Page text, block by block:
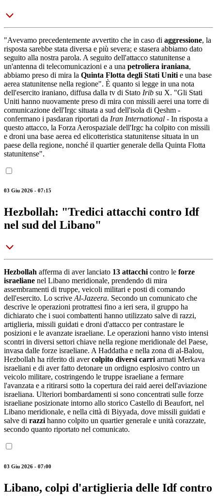
"Avevamo precedentemente avvertito che in caso di aggressione, la
risposta sarebbe stata diversa e più severa; e stasera abbiamo dato
seguito alla nostra parola. A seguito dell'attacco statunitense a
un'antenna di telecomunicazioni e a una petroliera iraniana,
abbiamo preso di mira la Quinta Flotta degli Stati Uniti e una base
aerea statunitense nella regione". È quanto si legge in una nota
dell'esercito iraniano, diffusa dalla tv di Stato Irib su X. "Gli Stati
Uniti hanno nuovamente preso di mira con missili aerei una torre di
comunicazione dell'Irgc situata a sud dell'isola di Qeshm -
confermano i pasdaran riportati da Iran International - In risposta a
questo attacco, la Forza Aerospaziale dell'Irgc ha colpito con missili
e droni una base aerea ed elicotteristica statunitense situata in un
paese della regione, nonché il quartier generale della Quinta Flotta
statunitense".
03 Giu 2026 - 07:15
Hezbollah: "Tredici attacchi contro Idf
nel sud del Libano"
Hezbollah afferma di aver lanciato 13 attacchi contro le forze
israeliane nel Libano meridionale, prendendo di mira
assembramenti di truppe, veicoli militari e posti di comando
dell'esercito. Lo scrive Al-Jazeera. Secondo un comunicato che
descrive le operazioni protrattesi fino a ieri sera, il gruppo ha
dichiarato che i suoi combattenti hanno utilizzato salve di razzi,
artiglieria, missili guidati e droni d'attacco per contrastare le
posizioni e le avanzate israeliane. Le operazioni hanno visto intensi
scontri in diversi settori chiave nella regione meridionale del Paese,
invasa dalle forze israeliane. A Haddatha e nella zona di al-Balou,
Hezbollah ha riferito di avercolpito diversi carri armati Merkava
israeliani e di aver fatto detonare un ordigno esplosivo contro un
veicolo militare, costringendo le truppe israeliane a fermare
l'avanzata e a ritirarsi sotto la copertura dei raid aerei dell'aviazione
israeliana. Ulteriori bombardamenti si sono concentrati sulle forze
israeliane posizionate intorno allo storico Castello di Beaufort, nel
Libano meridionale, e nella città di Biyyada, dove missili guidati e
salve di razzi hanno colpito un quartier generale e unità corazzate,
secondo quanto riportato nel comunicato.
03 Giu 2026 - 07:00
Libano, colpi d'artiglieria delle Idf contro